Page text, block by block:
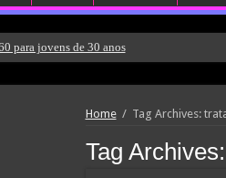
para jovens de 30 anos
Home / Tag Archives:
Tag Archives: